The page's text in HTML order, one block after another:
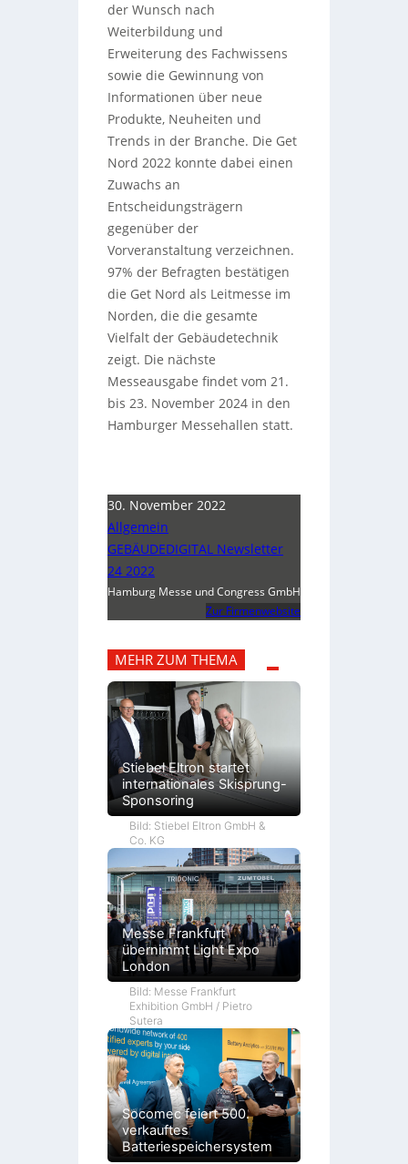
der Wunsch nach
Weiterbildung und
Erweiterung des Fachwissens
sowie die Gewinnung von
Informationen über neue
Produkte, Neuheiten und
Trends in der Branche. Die Get
Nord 2022 konnte dabei einen
Zuwachs an
Entscheidungsträgern
gegenüber der
Vorveranstaltung verzeichnen.
97% der Befragten bestätigen
die Get Nord als Leitmesse im
Norden, die die gesamte
Vielfalt der Gebäudetechnik
zeigt. Die nächste
Messeausgabe findet vom 21.
bis 23. November 2024 in den
Hamburger Messehallen statt.
30. November 2022
Allgemein
GEBÄUDEDIGITAL Newsletter
24 2022
Hamburg Messe und Congress GmbH
Zur Firmenwebsite
MEHR ZUM THEMA
Stiebel Eltron startet
internationales Skisprung-
Sponsoring
Bild: Stiebel Eltron GmbH &
Co. KG
Messe Frankfurt
übernimmt Light Expo
London
Bild: Messe Frankfurt
Exhibition GmbH / Pietro
Sutera
Socomec feiert 500.
verkauftes
Batteriespeichersystem